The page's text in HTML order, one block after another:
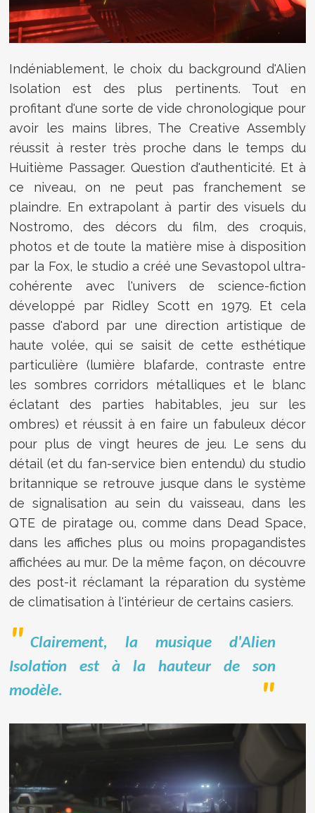
Indéniablement, le choix du background d'Alien
Isolation est des plus pertinents. Tout en
profitant d'une sorte de vide chronologique pour
avoir les mains libres, The Creative Assembly
réussit à rester très proche dans le temps du
Huitième Passager. Question d'authenticité. Et à
ce niveau, on ne peut pas franchement se
plaindre. En extrapolant à partir des visuels du
Nostromo, des décors du film, des croquis,
photos et de toute la matière mise à disposition
par la Fox, le studio a créé une Sevastopol ultra-
cohérente avec l'univers de science-fiction
développé par Ridley Scott en 1979. Et cela
passe d'abord par une direction artistique de
haute volée, qui se saisit de cette esthétique
particulière (lumière blafarde, contraste entre
les sombres corridors métalliques et le blanc
éclatant des parties habitables, jeu sur les
ombres) et réussit à en faire un fabuleux décor
pour plus de vingt heures de jeu. Le sens du
détail (et du fan-service bien entendu) du studio
britannique se retrouve jusque dans le système
de signalisation au sein du vaisseau, dans les
QTE de piratage ou, comme dans Dead Space,
dans les affiches plus ou moins propagandistes
affichées au mur. De la même façon, on découvre
des post-it réclamant la réparation du système
de climatisation à l'intérieur de certains casiers.
Clairement, la musique d'Alien
Isolation est à la hauteur de son
modèle.